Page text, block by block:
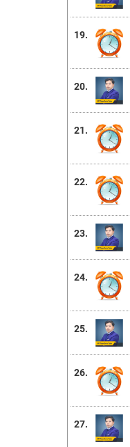
19.
20.
21.
22.
23.
24.
25.
26.
27.